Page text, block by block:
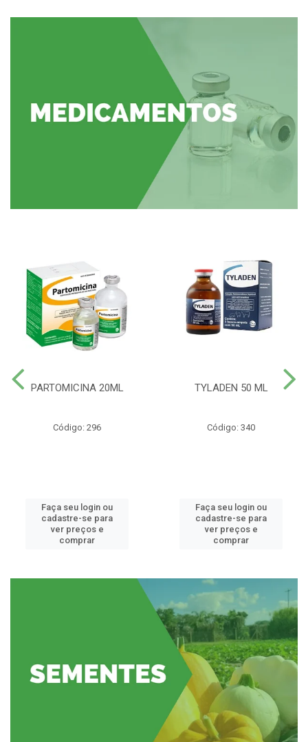
PARTOMICINA 20ML
Código: 296
Faça seu login ou
cadastre-se para
ver preços e
comprar
TYLADEN 50 ML
Código: 340
Faça seu login ou
cadastre-se para
ver preços e
comprar